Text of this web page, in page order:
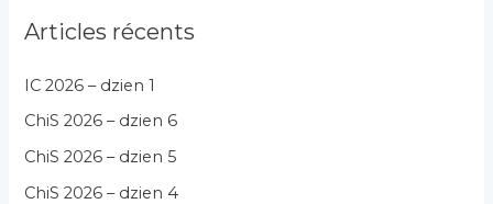
Articles récents
IC 2026 – dzien 1
ChiS 2026 – dzien 6
ChiS 2026 – dzien 5
ChiS 2026 – dzien 4